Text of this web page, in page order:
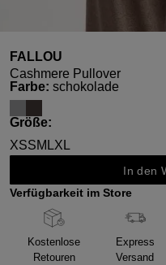
FALLOU
Cashmere Pullover
Farbeauswählen
: schokolade
Größeauswählen
:
XSSM LXL
In den
Verfügbarkeit im Store
Kostenlose
Retouren
Express
Versand